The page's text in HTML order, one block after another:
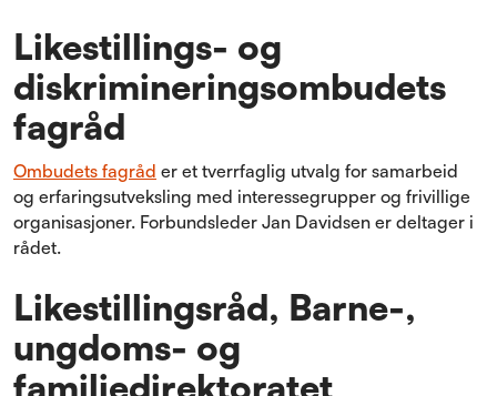
Likestillings- og
diskrimineringsombudets
fagråd
Ombudets fagråd er et tverrfaglig utvalg for samarbeid
og erfaringsutveksling med interessegrupper og frivillige
organisasjoner. Forbundsleder Jan Davidsen er deltager i
rådet.
Likestillingsråd, Barne-,
ungdoms- og
familiedirektoratet